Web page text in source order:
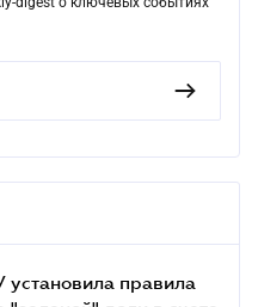
правила